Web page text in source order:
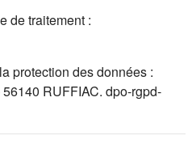
de traitement :
protection des données :
RUFFIAC. dpo-rgpd-